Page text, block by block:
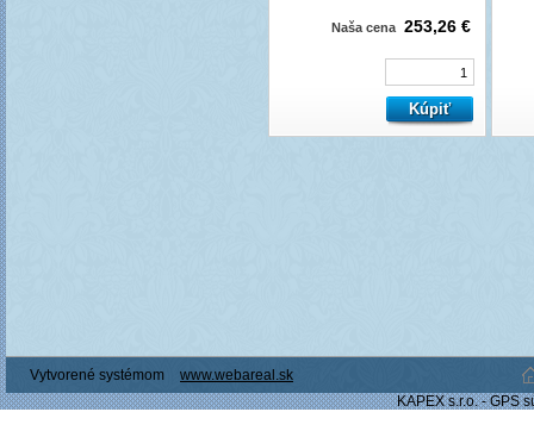
Naša cena 253,26 €
Vytvorené systémom
www.webareal.sk
KAPEX s.r.o. - GPS